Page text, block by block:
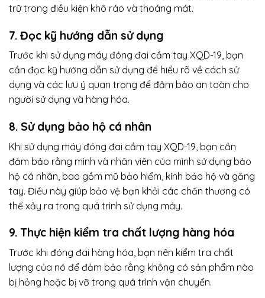
trữ trong điều kiện khô ráo và thoáng mát.
7. Đọc kỹ hướng dẫn sử dụng
Trước khi sử dụng máy đóng đai cầm tay XQD-19, bạn
cần đọc kỹ hướng dẫn sử dụng để hiểu rõ về cách sử
dụng và các lưu ý quan trọng để đảm bảo an toàn cho
người sử dụng và hàng hóa.
8. Sử dụng bảo hộ cá nhân
Khi sử dụng máy đóng đai cầm tay XQD-19, bạn cần
đảm bảo rằng mình và nhân viên của mình sử dụng bảo
hộ cá nhân, bao gồm mũ bảo hiểm, kính bảo hộ và găng
tay. Điều này giúp bảo vệ bạn khỏi các chấn thương có
thể xảy ra trong quá trình sử dụng máy.
9. Thực hiện kiểm tra chất lượng hàng hóa
Trước khi đóng đai hàng hóa, bạn nên kiểm tra chất
lượng của nó để đảm bảo rằng không có sản phẩm nào
bị hỏng hoặc bị vỡ trong quá trình vận chuyển.